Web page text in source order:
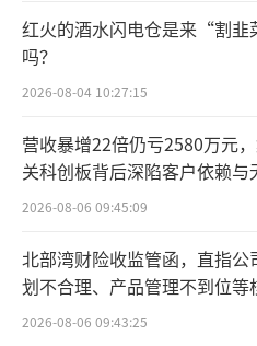
霸王茶姬创始人
第一大基础是规模效
效率优先，想要做好必
红火的酒水闪电仓是来“割
吗？
2026-08-04 10:27:15
营收暴增22倍仍亏2580万元
关科创板背后深陷客户依赖与
困局
2026-08-06 09:45:09
北部湾财险收监管函，直指公
划不合理、产品管理不到位
点”
2026-08-06 09:43:25